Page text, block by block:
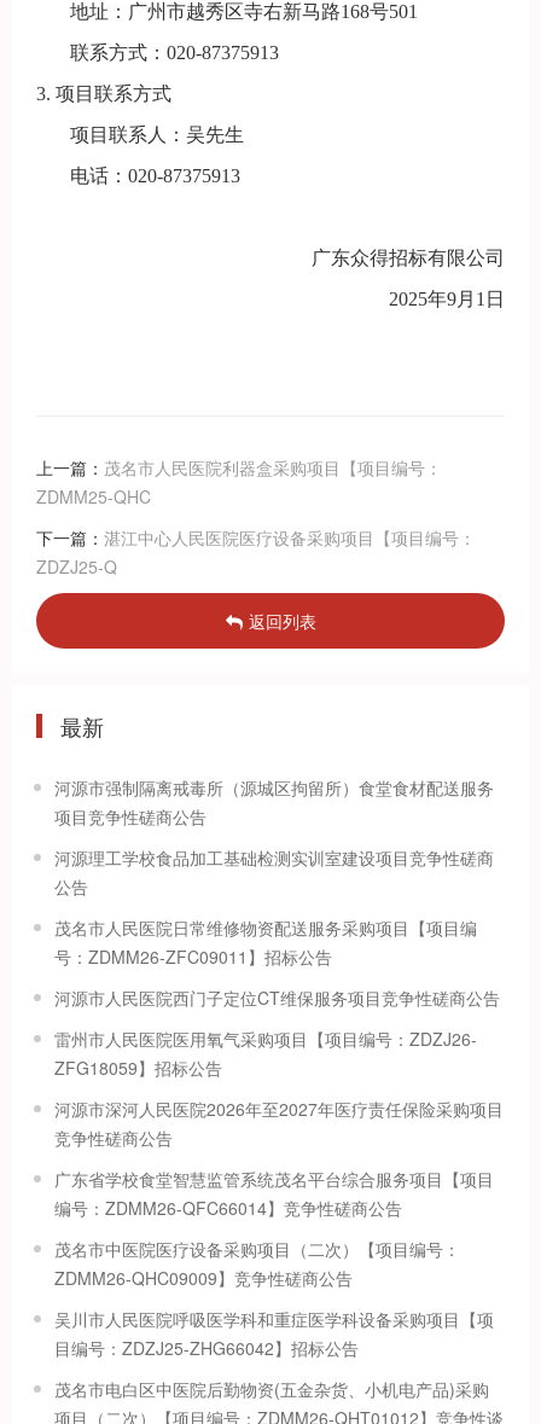
地址：广州市越秀区寺右新马路168号501
联系方式：020-87375913
3. 项目联系方式
项目联系人：吴先生
电话：020-87375913
广东众得招标有限公司
2025年9月1日
上一篇： 茂名市人民医院利器盒采购项目【项目编号：
ZDMM25-QHC
下一篇： 湛江中心人民医院医疗设备采购项目【项目编号：
ZDZJ25-Q
返回列表
最新
河源市强制隔离戒毒所（源城区拘留所）食堂食材配送服务
项目竞争性磋商公告
河源理工学校食品加工基础检测实训室建设项目竞争性磋商
公告
茂名市人民医院日常维修物资配送服务采购项目【项目编
号：ZDMM26-ZFC09011】招标公告
河源市人民医院西门子定位CT维保服务项目竞争性磋商公告
雷州市人民医院医用氧气采购项目【项目编号：ZDZJ26-
ZFG18059】招标公告
河源市深河人民医院2026年至2027年医疗责任保险采购项目
竞争性磋商公告
广东省学校食堂智慧监管系统茂名平台综合服务项目【项目
编号：ZDMM26-QFC66014】竞争性磋商公告
茂名市中医院医疗设备采购项目（二次）【项目编号：
ZDMM26-QHC09009】竞争性磋商公告
吴川市人民医院呼吸医学科和重症医学科设备采购项目【项
目编号：ZDZJ25-ZHG66042】招标公告
茂名市电白区中医院后勤物资(五金杂货、小机电产品)采购
项目（二次）【项目编号：ZDMM26-QHT01012】竞争性谈